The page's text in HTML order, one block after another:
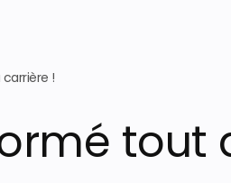
carrière !